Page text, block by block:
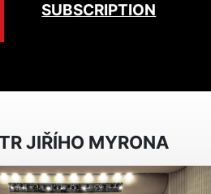
SUBSCRIPTION
JIŘÍHO MYRONA